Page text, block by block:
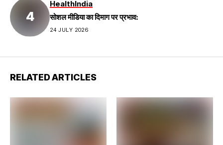
HealthIndia
सोशल मीडिया का दिमाग पर प्रभाव:
24 JULY 2026
RELATED ARTICLES